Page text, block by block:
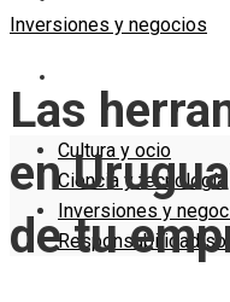
Cultura y ocio
Ciencia y tecnología
Inversiones y
Responsabilidad
Inversiones y negocios
Las
en
de tu